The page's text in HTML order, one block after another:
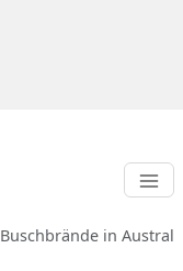
Buschbrände in